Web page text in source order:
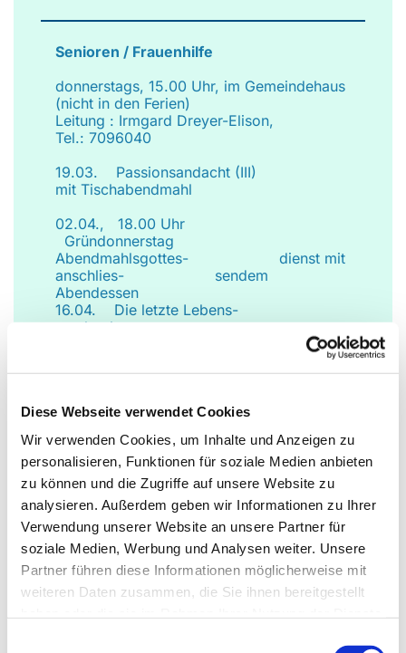
Diese Webseite verwendet Cookies
Wir verwenden Cookies, um Inhalte und Anzeigen zu
personalisieren, Funktionen für soziale Medien anbieten
zu können und die Zugriffe auf unsere Website zu
analysieren. Außerdem geben wir Informationen zu Ihrer
Verwendung unserer Website an unsere Partner für
soziale Medien, Werbung und Analysen weiter. Unsere
Partner führen diese Informationen möglicherweise mit
weiteren Daten zusammen, die Sie ihnen bereitgestellt
Senioren / Frauenhilfe
donnerstags, 15.00 Uhr, im Gemeindehaus
(nicht in den Ferien)
Leitung : Irmgard Dreyer-Elison,
Tel.: 7096040
19.03. Passionsandacht (III)
mit Tischabendmahl
02.04., 18.00 Uhr
Gründonnerstag
Abendmahlsgottes- dienst mit
anschlies- sendem
Abendessen
16.04. Die letzte Lebens-
woche Jesu
30.04. Besuch im St. Johan-
nisstift
07.05. Kaffeetrinken in …
14.05., 10.30 Uhr Himmelfahrt
Open-Air-Gottesdienst in Markus
21.05. Ein Nachmittag bei
Schoko-Peters, Lippstadt
Chor der Markusgemeinde
donnerstags, 18.30 - 20.00 Uhr im